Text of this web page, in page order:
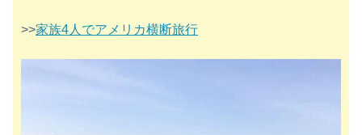
>>家族4人でアメリカ横断旅行